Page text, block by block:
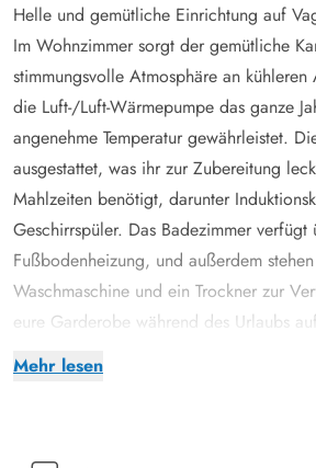
Mehr lesen
Helle und gemütliche Einrichtung auf
Im Wohnzimmer sorgt der gemütliche
stimmungsvolle Atmosphäre an
die Luft-/Luft-Wärmepumpe das ganze
angenehme Temperatur gewährleistet.
ausgestattet, was ihr zur Zubereitung
Mahlzeiten benötigt, darunter
Geschirrspüler. Das Badezimmer verfügt
Fußbodenheizung, und außerdem
Waschmaschine und ein Trockner zur
eure Garderobe während des Urlaubs
Das Ferienhaus bietet Platz für 4